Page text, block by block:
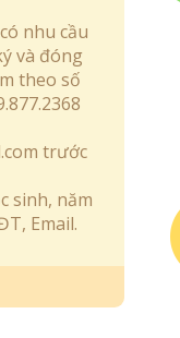
nhu cầu
và đóng
theo số
trước
sinh, năm
Email.